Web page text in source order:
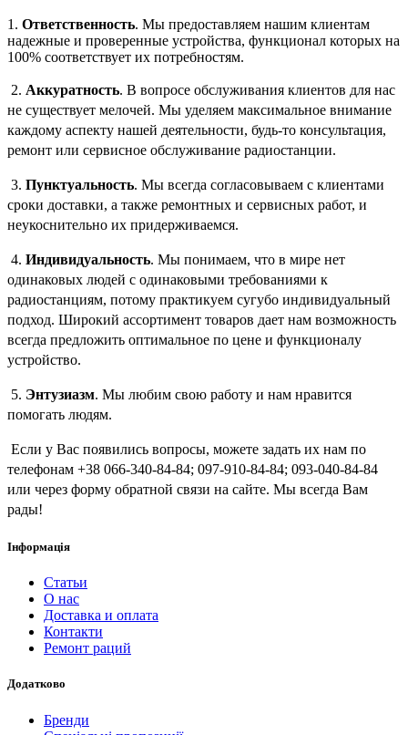
1. Ответственность. Мы предоставляем нашим клиентам
надежные и проверенные устройства, функционал которых на
100% соответствует их потребностям.
2. Аккуратность. В вопросе обслуживания клиентов для нас
не существует мелочей. Мы уделяем максимальное внимание
каждому аспекту нашей деятельности, будь-то консультация,
ремонт или сервисное обслуживание радиостанции.
3. Пунктуальность. Мы всегда согласовываем с клиентами
сроки доставки, а также ремонтных и сервисных работ, и
неукоснительно их придерживаемся.
4. Индивидуальность. Мы понимаем, что в мире нет
одинаковых людей с одинаковыми требованиями к
радиостанциям, потому практикуем сугубо индивидуальный
подход. Широкий ассортимент товаров дает нам возможность
всегда предложить оптимальное по цене и функционалу
устройство.
5. Энтузиазм. Мы любим свою работу и нам нравится
помогать людям.
Если у Вас появились вопросы, можете задать их нам по
телефонам +38 066-340-84-84; 097-910-84-84; 093-040-84-84
или через форму обратной связи на сайте. Мы всегда Вам
рады!
Інформація
Статьи
О нас
Доставка и оплата
Контакти
Ремонт раций
Додатково
Бренди